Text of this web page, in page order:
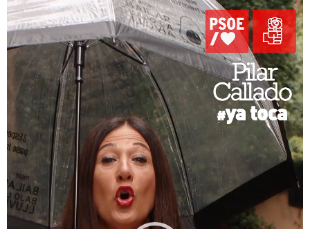
de
vídeo